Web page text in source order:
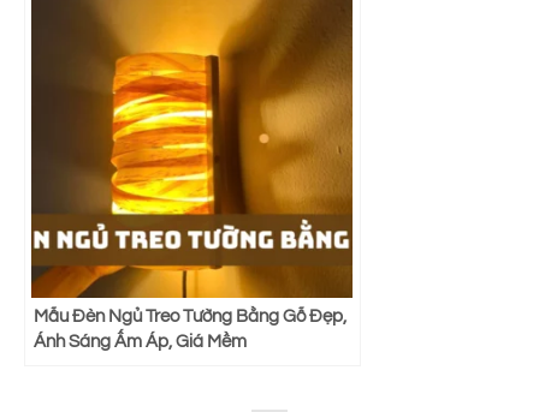
Mẫu Đèn Ngủ Treo Tường Bằng Gỗ Đẹp,
Ánh Sáng Ấm Áp, Giá Mềm